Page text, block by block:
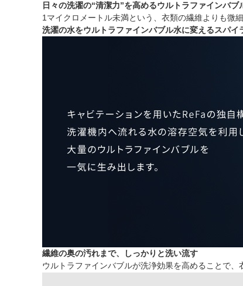
日々の洗濯の“清潔力”を高めるウルトラファインバブ
1マイクロメートル未満という、衣類の繊維よりも微
洗濯の水をウルトラファインバブル水に変えるスパイ
繊維の奥の汚れまで、しっかりと洗い流す
ウルトラファインバブルが洗浄効果を高めることで